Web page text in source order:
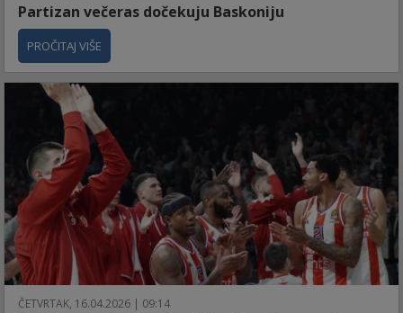
Partizan večeras dočekuju Baskoniju
PROČITAJ VIŠE
ČETVRTAK, 16.04.2026 | 09:14